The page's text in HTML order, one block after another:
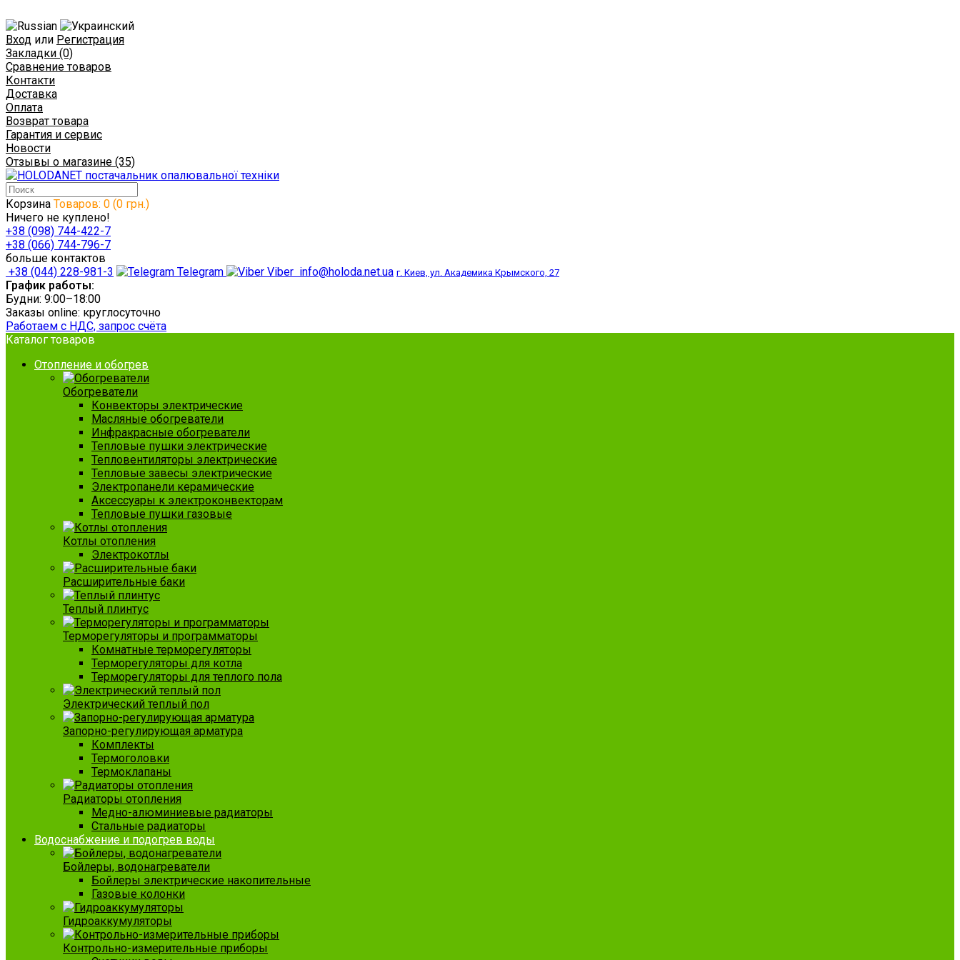
Вход или Регистрация
Закладки (0)
Сравнение товаров
Контакти
Доставка
Оплата
Возврат товара
Гарантия и сервис
Новости
Отзывы о магазине (35)
Корзина Товаров: 0 (0 грн.)
Ничего не куплено!
+38 (098) 744-422-7
+38 (066) 744-796-7
больше контактов
+38 (044) 228-981-3
Telegram Viber info@holoda.net.ua г. Киев, ул. Академика Крымского, 27
График работы:
Будни: 9:00–18:00
Заказы online: круглосуточно
Работаем с НДС, запрос счёта
Каталог товаров
Отопление и обогрев
Обогреватели
Конвекторы электрические
Масляные обогреватели
Инфракрасные обогреватели
Тепловые пушки электрические
Тепловентиляторы электрические
Тепловые завесы электрические
Электропанели керамические
Аксессуары к электроконвекторам
Тепловые пушки газовые
Котлы отопления
Электрокотлы
Расширительные баки
Теплый плинтус
Терморегуляторы и программаторы
Комнатные терморегуляторы
Терморегуляторы для котла
Терморегуляторы для теплого пола
Электрический теплый пол
Запорно-регулирующая арматура
Комплекты
Термоголовки
Термоклапаны
Радиаторы отопления
Медно-алюминиевые радиаторы
Стальные радиаторы
Водоснабжение и подогрев воды
Бойлеры, водонагреватели
Бойлеры электрические накопительные
Газовые колонки
Гидроаккумуляторы
Контрольно-измерительные приборы